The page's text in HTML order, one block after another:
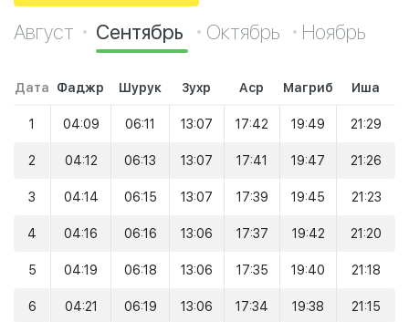
Август Сентябрь Октябрь Ноябрь
Дата Фаджр Шурук Зухр Аср Магриб Иша
1 04:09 06:11 13:07 17:42 19:49 21:29
2 04:12 06:13 13:07 17:41 19:47 21:26
3 04:14 06:15 13:07 17:39 19:45 21:23
4 04:16 06:16 13:06 17:37 19:42 21:20
5 04:19 06:18 13:06 17:35 19:40 21:18
6 04:21 06:19 13:06 17:34 19:38 21:15